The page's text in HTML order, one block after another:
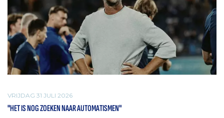
VRIJDAG 31 JULI 2026
"HET IS NOG ZOEKEN NAAR AUTOMATISMEN"